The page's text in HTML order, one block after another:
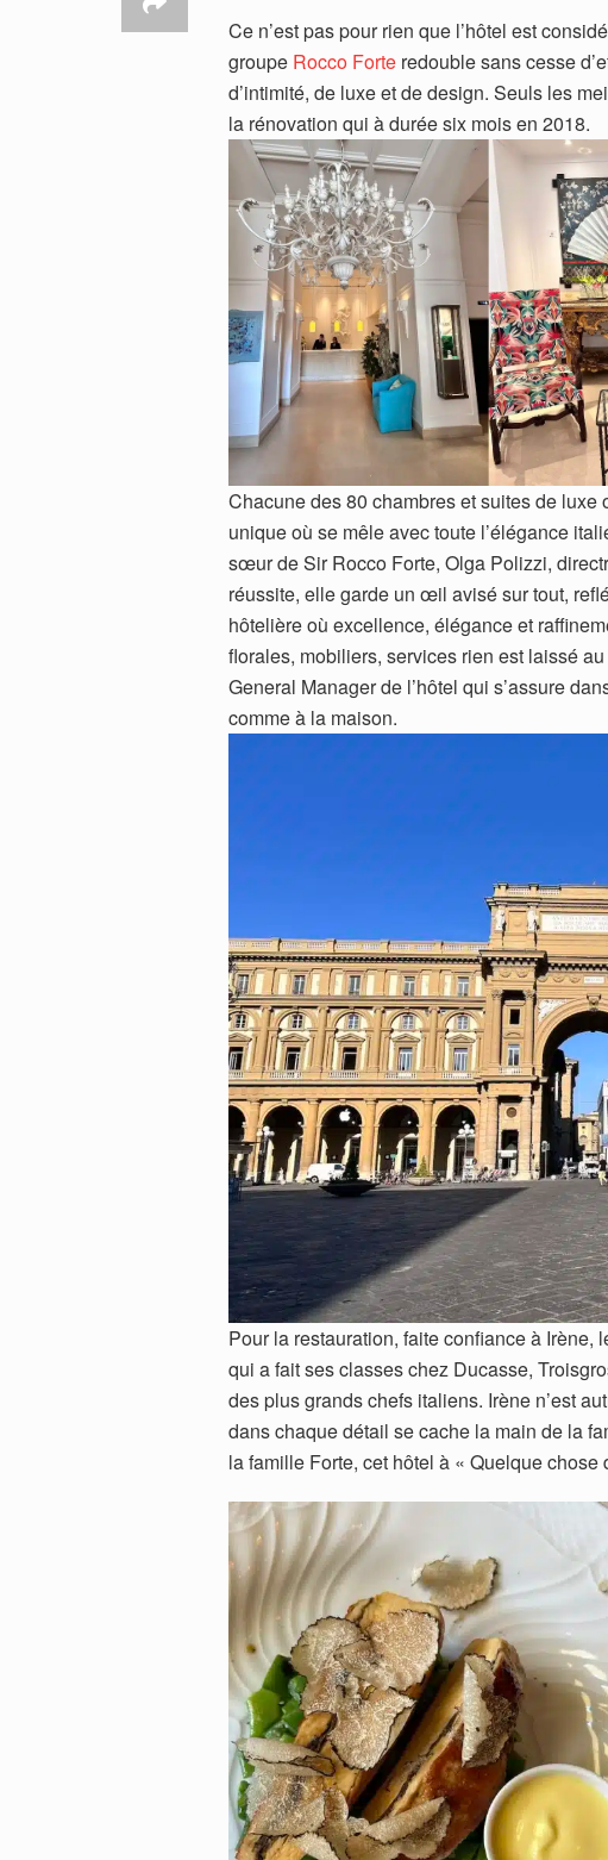
Ce n’est pas pour rien que l’hôtel est
groupe Rocco Forte redouble sans cesse
d’intimité, de luxe et de design. Seuls les
la rénovation qui à durée six mois en 2018.
Chacune des 80 chambres et suites de
unique où se mêle avec toute l’élégance
sœur de Sir Rocco Forte, Olga Polizzi,
réussite, elle garde un œil avisé sur tout,
hôtelière où excellence, élégance et
florales, mobiliers, services rien est laissé
General Manager de l’hôtel qui s’assure
comme à la maison.
Pour la restauration, faite confiance à
qui a fait ses classes chez Ducasse,
des plus grands chefs italiens. Irène n’est
dans chaque détail se cache la main de la
la famille Forte, cet hôtel à « Quelque